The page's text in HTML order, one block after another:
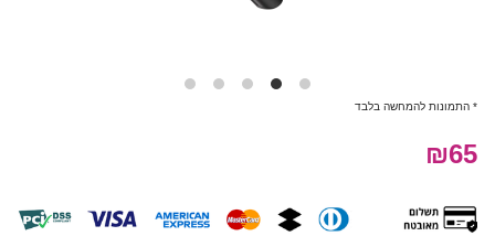
* התמונות להמחשה בלבד
₪65